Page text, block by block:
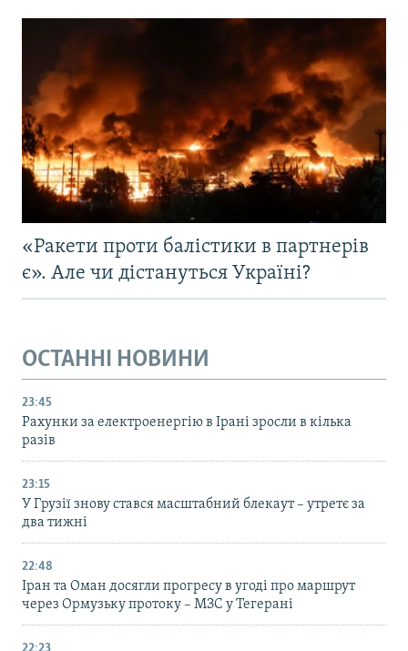
«Ракети проти балістики в партнерів
є». Але чи дістануться Україні?
ОСТАННІ НОВИНИ
23:45
Рахунки за електроенергію в Ірані зросли в кілька
разів
23:15
У Грузії знову стався масштабний блекаут – утретє за
два тижні
22:48
Іран та Оман досягли прогресу в угоді про маршрут
через Ормузьку протоку – МЗС у Тегерані